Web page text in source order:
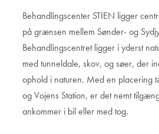
Behandlingscenter STIEN ligger
på grænsen mellem Sønder- og
Behandlingscentret ligger i yderst
med tunneldale, skov, og søer, der
ophold i naturen. Med en placering
og Vojens Station, er det nemt
ankommer i bil eller med tog.